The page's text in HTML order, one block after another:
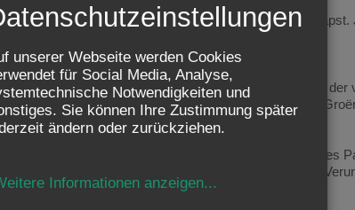
reistgemeinsammit anderen Bischöfenzum Papst.
sein
WienöffentlichbeidenOpfern.Esist der
zu übernehmen. Gleichzeitigwirdbekannt,dass
Johannes
unserer Webseite werden Cookies
für Social Media, Analyse,
Notwendigkeiten und
Sie können Ihre Zustimmung später
ändern oder zurückziehen.
Informationen anzeigen...